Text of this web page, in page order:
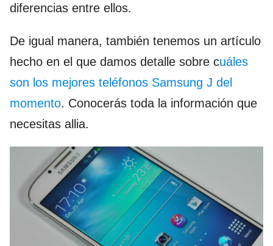
diferencias entre ellos.
De igual manera, también tenemos un artículo
hecho en el que damos detalle sobre cuáles
son los mejores teléfonos Samsung J del
momento. Conocerás toda la información que
necesitas allia.